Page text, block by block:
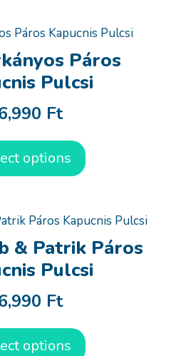
Páros
Pulcsi
Ft
options
& Patrik Páros
Pulcsi
Ft
options